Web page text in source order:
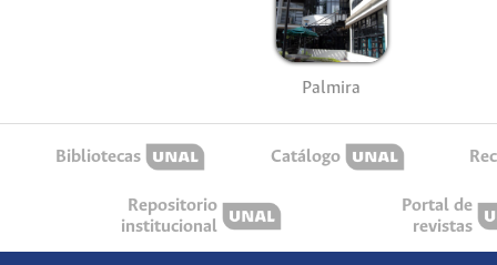
Palmira
Bibliotecas Catálogo
Repositorio
institucional
Portal de
revistas